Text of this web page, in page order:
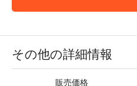
その他の詳細情報
販売価格